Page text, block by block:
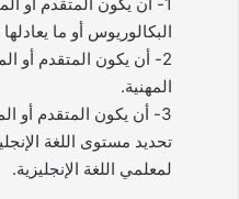
البكالوريوس أو ما
2- أن يكون المتقدم أو
المهنية.
3- أن يكون المتقدم أو
لمعلمي اللغة الإنجليزية.